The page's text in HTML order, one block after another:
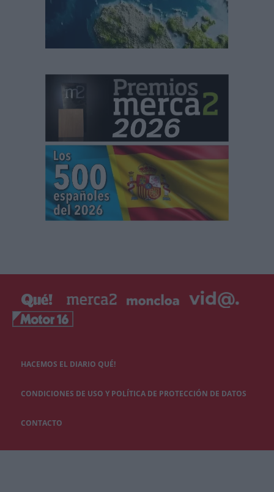
HACEMOS EL DIARIO QUÉ!
CONDICIONES DE USO Y POLÍTICA DE PROTECCIÓN DE DATOS
CONTACTO